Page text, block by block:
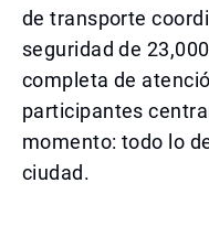
de transporte
seguridad de
completa de
participantes
momento: todo lo
ciudad.